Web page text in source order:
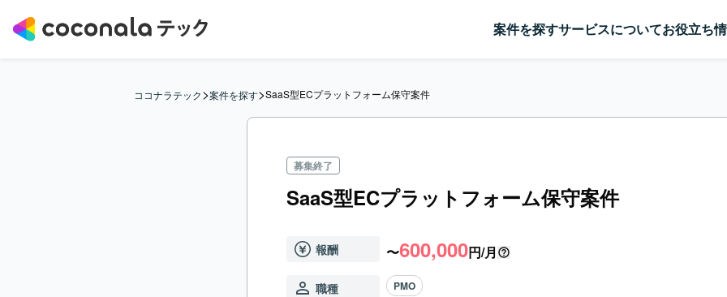
案件を探すサービスについてお役立ち
ココナラテック>案件を探す>SaaS型ECプラットフォーム保守案件
募集終了
SaaS型ECプラットフォーム保守案件
報酬 〜600,000円/月
職種 PMO